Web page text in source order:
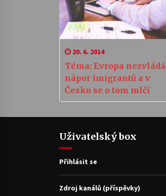
20. 6. 2014
Téma: Evropa nezvládá
nápor imigrantů a v
Česku se o tom mlčí
Uživatelský box
Přihlásit se
Zdroj kanálů (příspěvky)